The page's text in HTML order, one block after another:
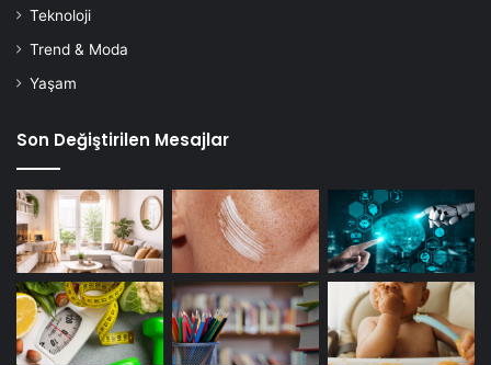
Ne Sıklıkta Yapmalısınız?
Birkaç hafta içinde sonuçları görmek için günde en az bir
Zeytinyağı saç büyümesine yardımcı olan A ve E
vitaminlerini içerir. E vitamini her saç telini beslerken, A
vitamini vücudunuzun doğal yağı olan sebum üretimini
teşvik eder ve bu saçların büyümesine yardımcı olur.
Teknoloji
Trend & Moda
Yaşam
Son Değiştirilen Mesajlar